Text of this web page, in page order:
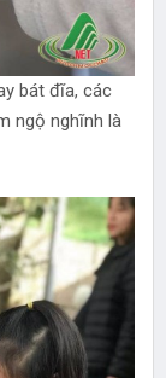
bát đĩa, các
ngộ nghĩnh là